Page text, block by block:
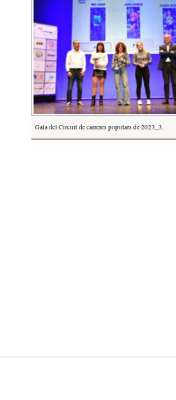
Gala del Circuit de carreres populars de 2023_3.